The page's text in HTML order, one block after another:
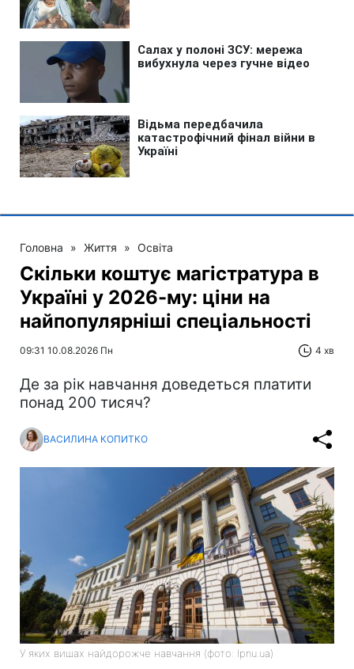
Головна » Життя » Освіта
Скільки коштує магістратура в
Україні у 2026-му: ціни на
найпопулярніші спеціальності
09:31 10.08.2026 Пн 4 хв
Де за рік навчання доведеться платити
понад 200 тисяч?
ВАСИЛИНА КОПИТКО
У яких вишах найдорожче навчання (фото: lpnu.ua)